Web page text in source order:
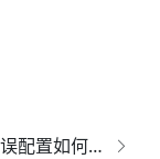
被忽视的SEO基础：robots.txt的5种错误配置如何毁掉你的收录